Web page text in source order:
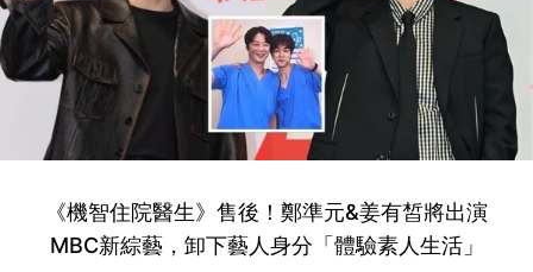
《機智住院醫生》售後！鄭準元&姜有皙將出演
MBC新綜藝，卸下藝人身分「體驗素人生活」